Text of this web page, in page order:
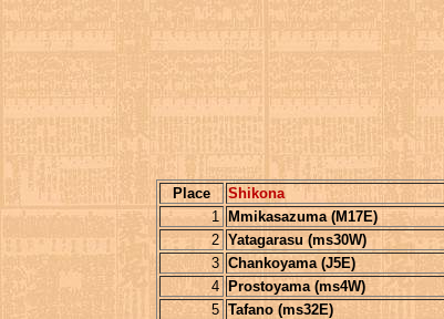
Place Shikona
1
Mmikasazuma (M17E)
2 Yatagarasu (ms30W)
3 Chankoyama (J5E)
4
Prostoyama (ms4W)
5 Tafano (ms32E)